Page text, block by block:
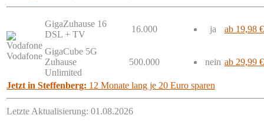
Vodafone
GigaZuhause 16
DSL + TV
16.000 ja ab 19,98 €
GigaCube 5G
Zuhause
Unlimited
500.000 nein ab 29,99 €
Jetzt in Steffenberg: 12 Monate lang je 20 Euro sparen
Letzte Aktualisierung: 01.08.2026